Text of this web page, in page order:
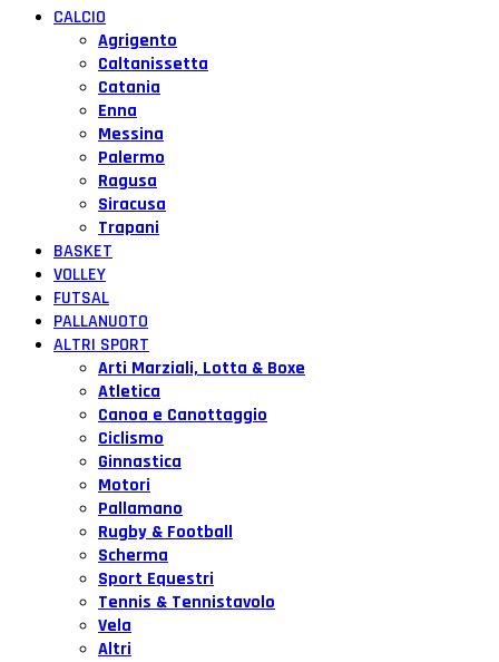
CALCIO
Agrigento
Caltanissetta
Catania
Enna
Messina
Palermo
Ragusa
Siracusa
Trapani
BASKET
VOLLEY
FUTSAL
PALLANUOTO
ALTRI SPORT
Arti Marziali, Lotta & Boxe
Atletica
Canoa e Canottaggio
Ciclismo
Ginnastica
Motori
Pallamano
Rugby & Football
Scherma
Sport Equestri
Tennis & Tennistavolo
Vela
Altri